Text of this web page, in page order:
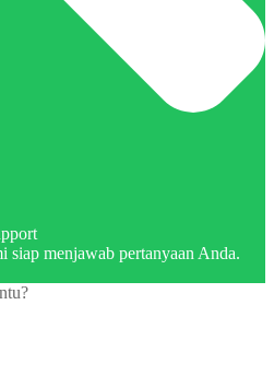
siap menjawab pertanyaan Anda.